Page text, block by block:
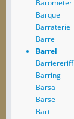
Barometer
Barque
Barraterie
Barre
Barrel
Barriereriff
Barring
Barsa
Barse
Bart